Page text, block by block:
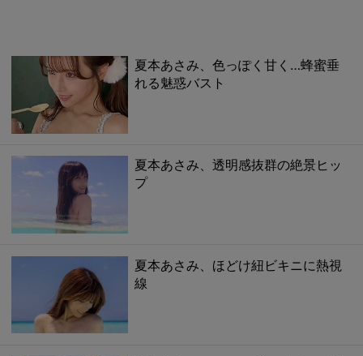
夏本あさみ、色っぽく甘く…蜂蜜垂
れる魅惑バスト
夏本あさみ、透明感抜群の絶景ヒッ
プ
夏本あさみ、ほどけ紐ビキニに熱視
線